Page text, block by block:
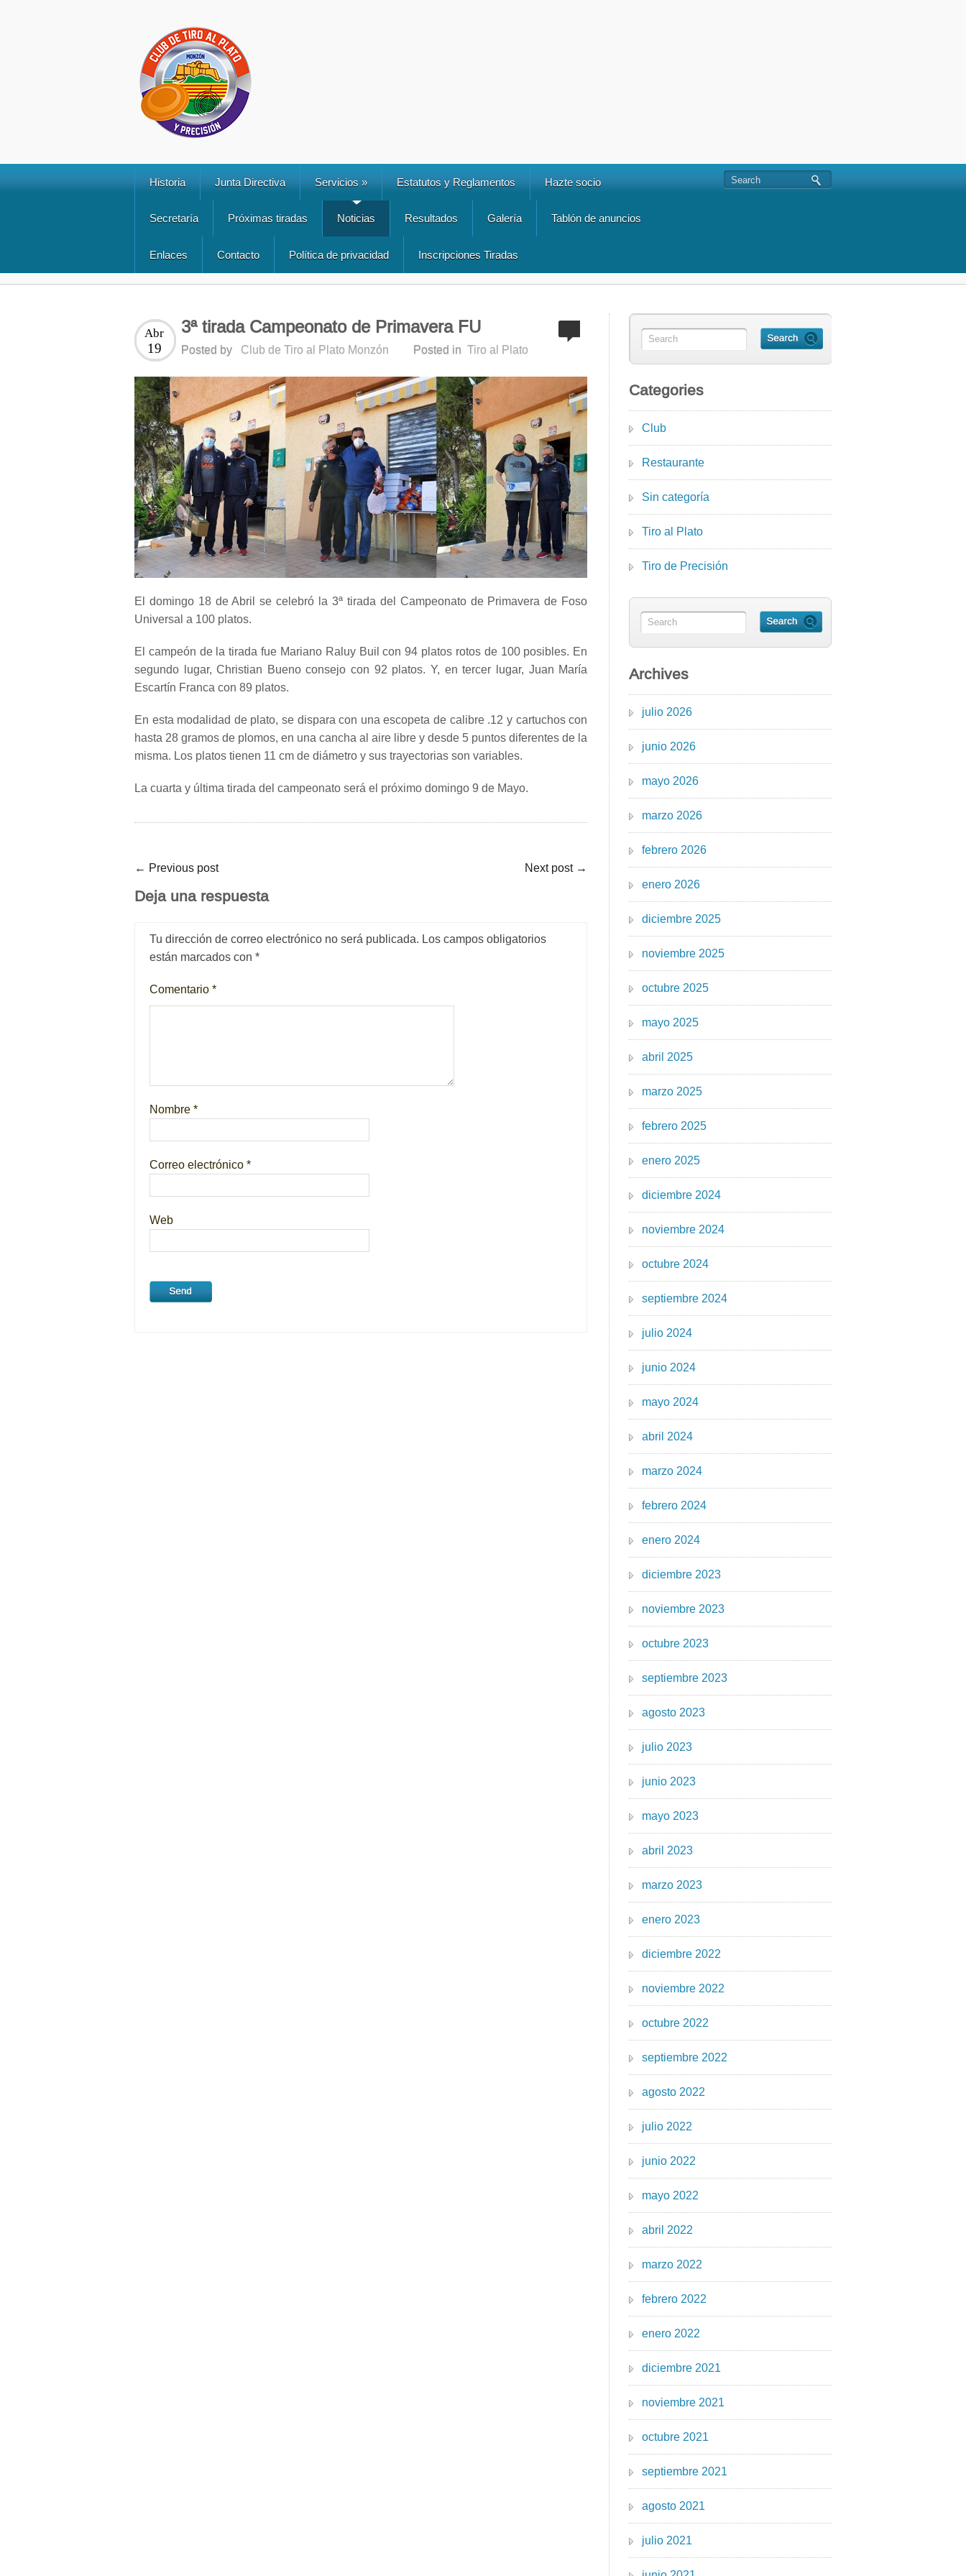
Historia Junta Directiva Servicios» Estatutos y Reglamentos Hazte socio
Secretaría Próximas tiradas Noticias Resultados Galería Tablón de anuncios
Enlaces Contacto Política de privacidad Inscripciones Tiradas
3ª tirada Campeonato de Primavera FU
Abr
19 Posted by Club de Tiro al Plato Monzón Posted in Tiro al Plato
El domingo 18 de Abril se celebró la 3ª tirada del Campeonato de Primavera de Foso
Universal a 100 platos.
El campeón de la tirada fue Mariano Raluy Buil con 94 platos rotos de 100 posibles. En
segundo lugar, Christian Bueno consejo con 92 platos. Y, en tercer lugar, Juan María
Escartín Franca con 89 platos.
En esta modalidad de plato, se dispara con una escopeta de calibre .12 y cartuchos con
hasta 28 gramos de plomos, en una cancha al aire libre y desde 5 puntos diferentes de la
misma. Los platos tienen 11 cm de diámetro y sus trayectorias son variables.
La cuarta y última tirada del campeonato será el próximo domingo 9 de Mayo.
← Previous post Next post →
Deja una respuesta
Tu dirección de correo electrónico no será publicada. Los campos obligatorios
están marcados con *
Comentario *
Nombre *
Correo electrónico *
Web
Categories
Club
Restaurante
Sin categoría
Tiro al Plato
Tiro de Precisión
Archives
julio 2026
junio 2026
mayo 2026
marzo 2026
febrero 2026
enero 2026
diciembre 2025
noviembre 2025
octubre 2025
mayo 2025
abril 2025
marzo 2025
febrero 2025
enero 2025
diciembre 2024
noviembre 2024
octubre 2024
septiembre 2024
julio 2024
junio 2024
mayo 2024
abril 2024
marzo 2024
febrero 2024
enero 2024
diciembre 2023
noviembre 2023
octubre 2023
septiembre 2023
agosto 2023
julio 2023
junio 2023
mayo 2023
abril 2023
marzo 2023
enero 2023
diciembre 2022
noviembre 2022
octubre 2022
septiembre 2022
agosto 2022
julio 2022
junio 2022
mayo 2022
abril 2022
marzo 2022
febrero 2022
enero 2022
diciembre 2021
noviembre 2021
octubre 2021
septiembre 2021
agosto 2021
julio 2021